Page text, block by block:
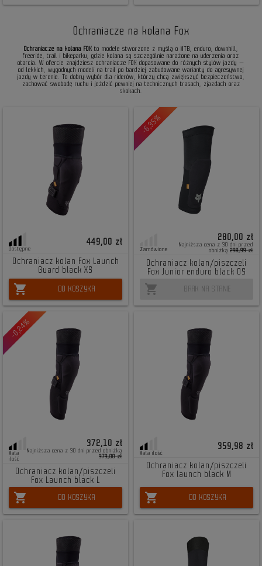
Ochraniacze na kolana Fox
Ochraniacze na kolana FOX to modele stworzone z myślą o MTB, enduro, downhill,
freeride, trail i bikeparku, gdzie kolana są szczególnie narażone na uderzenia oraz
otarcia. W ofercie znajdziesz ochraniacze FOX dopasowane do różnych stylów jazdy —
od lekkich, wygodnych modeli na trail po bardziej zabudowane warianty do agresywnej
jazdy w terenie. To dobry wybór dla riderów, którzy chcą zwiększyć bezpieczeństwo,
zachować swobodę ruchu i jeździć pewniej na technicznych trasach, zjazdach oraz
skokach.
Dostępne
449,00 zł
Ochraniacz kolan Fox Launch
Guard black XS
shopping_cart DO KOSZYKA
-6,35%
Zamówione
Najniższa cena z 30 dni przed
obniżką 298,99 zł
280,00 zł
Ochraniacz kolan/piszczeli
Fox Junior enduro black OS
shopping_cart BRAK NA STANIE
-0,24%
Mała
ilość
Najniższa cena z 30 dni przed obniżką
373,00 zł
372,10 zł
Ochraniacz kolan/piszczeli
Fox Launch black L
shopping_cart DO KOSZYKA
Mała ilość
359,98 zł
Ochraniacz kolan/piszczeli
Fox launch black M
shopping_cart DO KOSZYKA